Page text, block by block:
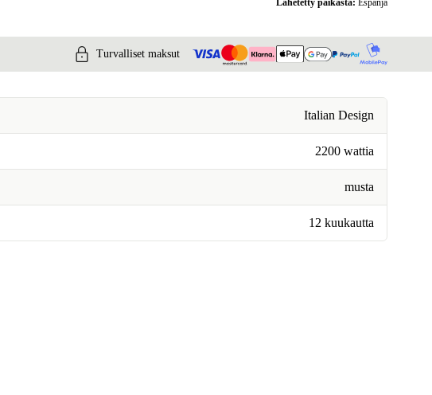
Lähetetty paikasta: Espanja
Turvalliset maksut
Italian Design
2200 wattia
musta
12 kuukautta